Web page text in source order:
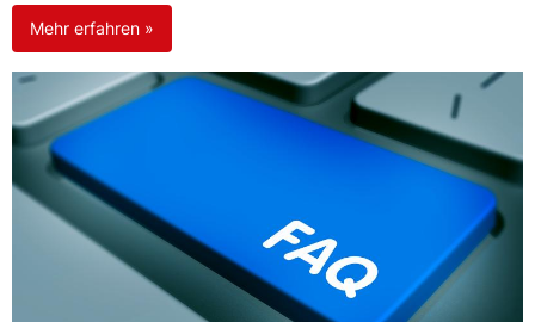
Mehr erfahren »